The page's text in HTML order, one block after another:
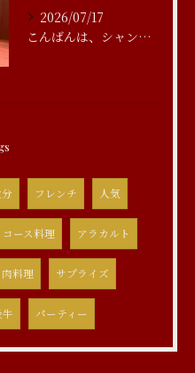
2026/07/17
こんばんは、シャンブルアスリール清水です
フレンチ 人気
コース料理 アラカルト
肉料理 サプライズ
牛 パーティー